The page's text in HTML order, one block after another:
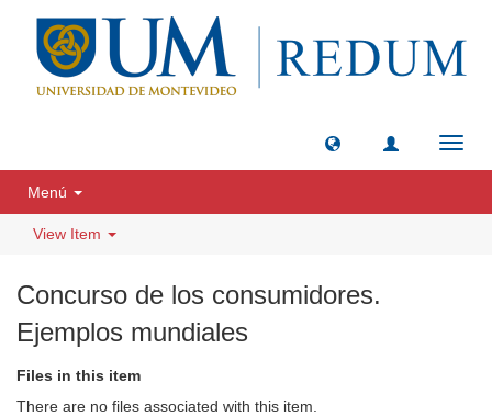
Menú
View Item
Concurso de los consumidores.
Ejemplos mundiales
Files in this item
There are no files associated with this item.